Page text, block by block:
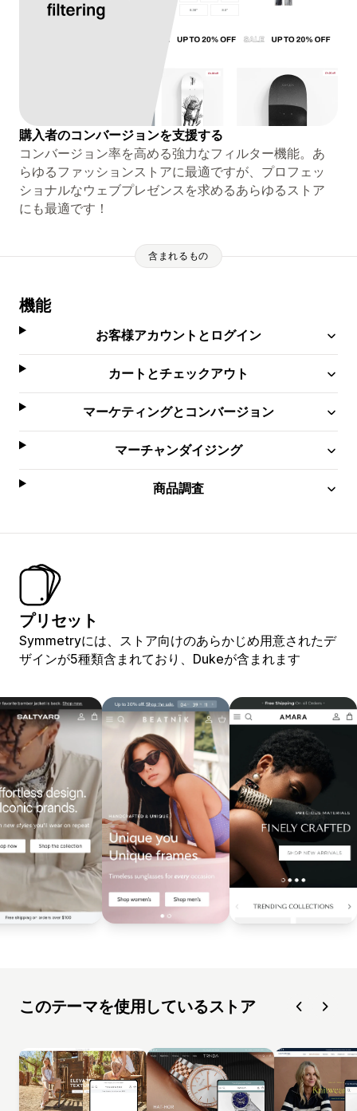
購入者のコンバージョンを支援する
コンバージョン率を高める強力なフィルター機能。あ
らゆるファッションストアに最適ですが、プロフェッ
ショナルなウェブプレゼンスを求めるあらゆるストア
にも最適です！
含まれるもの
機能
お客様アカウントとログイン
カートとチェックアウト
マーケティングとコンバージョン
マーチャンダイジング
商品調査
プリセット
Symmetryには、ストア向けのあらかじめ用意されたデ
ザインが5種類含まれており、Dukeが含まれます
このテーマを使用しているストア